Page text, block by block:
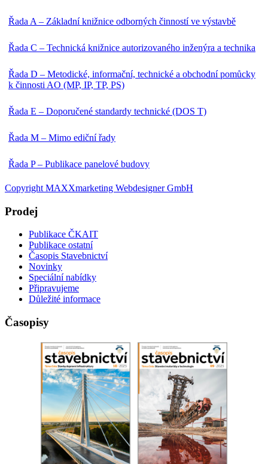
Řada A – Základní knižnice odborných činností ve výstavbě
Řada C – Technická knižnice autorizovaného inženýra a technika
Řada D – Metodické, informační, technické a obchodní pomůcky
k činnosti AO (MP, IP, TP, PS)
Řada E – Doporučené standardy technické (DOS T)
Řada M – Mimo ediční řady
Řada P – Publikace panelové budovy
Copyright MAXXmarketing Webdesigner GmbH
Prodej
Publikace ČKAIT
Publikace ostatní
Časopis Stavebnictví
Novinky
Speciální nabídky
Připravujeme
Důležité informace
Časopisy